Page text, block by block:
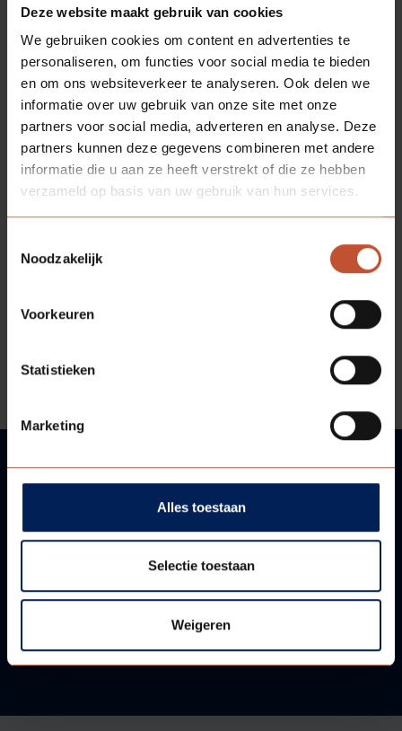
Deze website maakt gebruik van cookies
We gebruiken cookies om content en advertenties te
personaliseren, om functies voor social media te bieden
en om ons websiteverkeer te analyseren. Ook delen we
informatie over uw gebruik van onze site met onze
partners voor social media, adverteren en analyse. Deze
partners kunnen deze gegevens combineren met andere
informatie die u aan ze heeft verstrekt of die ze hebben
verzameld op basis van uw gebruik van hun services.
Noodzakelijk
Voorkeuren
Statistieken
Marketing
Alles toestaan
Selectie toestaan
Weigeren
DEURACCESSOIRES
Berkvens biedt een breed aanbod van diverse
deuraccessoires voor de woningbouw als
utiliteitsbouw. Berkvens biedt bijvoorbeeld
deurspionnen aan zodat er zichtbaar is wie er voor de
deur staat, deze is ten behoeve van inpandige
zitten valdorpels, een automatische deurafdichting
voor rook-, tocht, brand en geluidwerende deuren.
Verder biedt Berkvens de keuze uit diverse glassoorten
in het glasassortiment. Tevens zijn deurdrangers,
accessoires te vinden in het assortiment van Berkvens.
VRAGEN?
WIJ HELPEN U GRAAG!